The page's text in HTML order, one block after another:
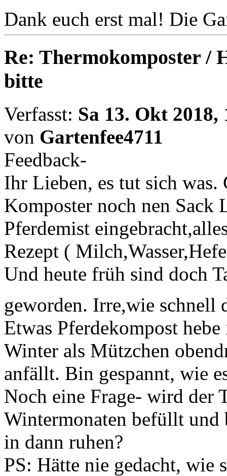
Dank euch erst mal! Die
Re: Thermokomposter /
bitte
Verfasst: Sa 13. Okt 2018,
von Gartenfee4711
Feedback-
Ihr Lieben, es tut sich was.
Komposter noch nen Sack
Pferdemist
Rezept (
Und heute früh sind doch
geworden. Irre,wie schnell
Etwas Pferdekompost
Winter als Mützchen
anfällt. Bin gespannt, wie
Noch eine Frage- wird der
Wintermonaten befüllt und
in dann ruhen?
PS: Hätte nie gedacht, wie